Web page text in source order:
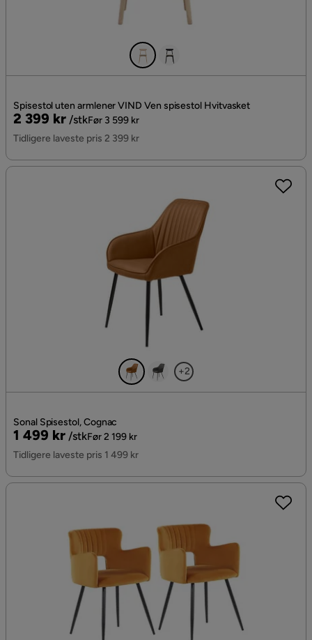
Spisestol uten armlener VIND Ven spisestol Hvitvasket
Pris
2 399 kr /stk
Original
Pris
Før 3 599 kr
Tidligere laveste pris 2 399 kr
+2
Sonal Spisestol, Cognac
Pris
1 499 kr /stk
Original
Pris
Før 2 199 kr
Tidligere laveste pris 1 499 kr